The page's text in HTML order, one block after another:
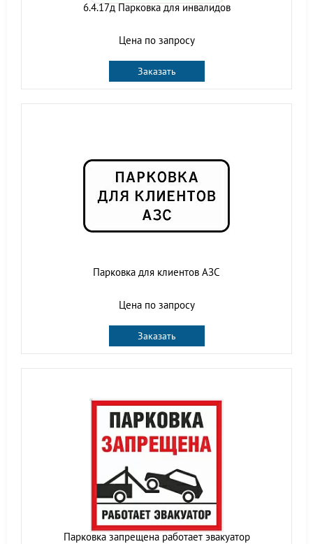
6.4.17д Парковка для инвалидов
Цена по запросу
Заказать
Парковка для клиентов АЗС
Цена по запросу
Заказать
Парковка запрещена работает эвакуатор